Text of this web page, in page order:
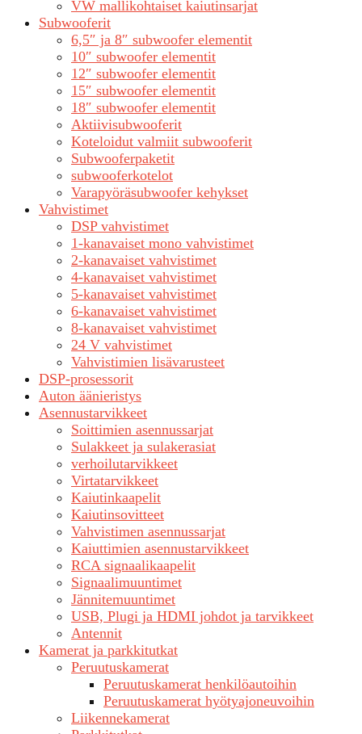
VW mallikohtaiset kaiutinsarjat
Subwooferit
6,5″ ja 8″ subwoofer elementit
10″ subwoofer elementit
12″ subwoofer elementit
15″ subwoofer elementit
18″ subwoofer elementit
Aktiivisubwooferit
Koteloidut valmiit subwooferit
Subwooferpaketit
subwooferkotelot
Varapyöräsubwoofer kehykset
Vahvistimet
DSP vahvistimet
1-kanavaiset mono vahvistimet
2-kanavaiset vahvistimet
4-kanavaiset vahvistimet
5-kanavaiset vahvistimet
6-kanavaiset vahvistimet
8-kanavaiset vahvistimet
24 V vahvistimet
Vahvistimien lisävarusteet
DSP-prosessorit
Auton äänieristys
Asennustarvikkeet
Soittimien asennussarjat
Sulakkeet ja sulakerasiat
verhoilutarvikkeet
Virtatarvikkeet
Kaiutinkaapelit
Kaiutinsovitteet
Vahvistimen asennussarjat
Kaiuttimien asennustarvikkeet
RCA signaalikaapelit
Signaalimuuntimet
Jännitemuuntimet
USB, Plugi ja HDMI johdot ja tarvikkeet
Antennit
Kamerat ja parkkitutkat
Peruutuskamerat
Peruutuskamerat henkilöautoihin
Peruutuskamerat hyötyajoneuvoihin
Liikennekamerat